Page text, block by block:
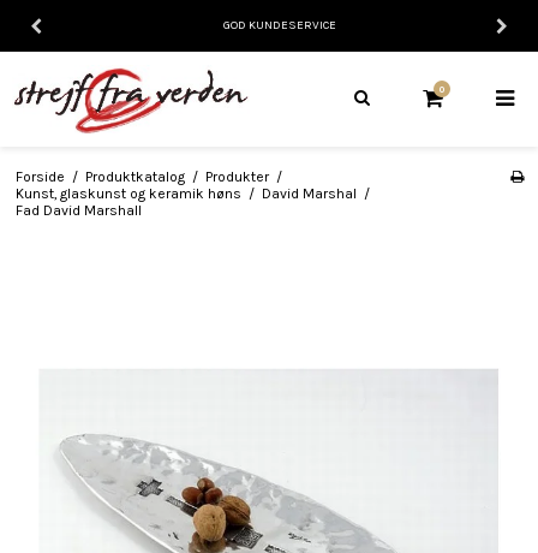
GOD KUNDESERVICE
0
Forside / Produktkatalog / Produkter /
Kunst, glaskunst og keramik høns / David Marshal /
Fad David Marshall